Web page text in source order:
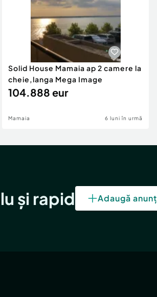
Solid House Mamaia ap 2 camere la
cheie,langa Mega Image
104.888 eur
Mamaia 6 luni în urmă
și rapid Adaugă anunț